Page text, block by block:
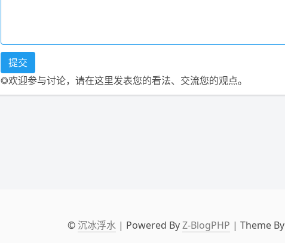
◎欢迎参与讨论，请在这里发表您的看法、交流您的观点。
© 沉冰浮水| Powered ByZ-BlogPHP | Theme By